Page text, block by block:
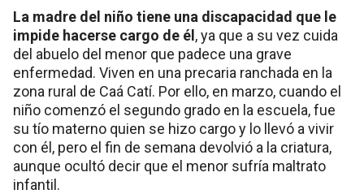
La madre del niño tiene una discapacidad que le
impide hacerse cargo de él, ya que a su vez cuida
del abuelo del menor que padece una grave
enfermedad. Viven en una precaria ranchada en la
zona rural de Caá Catí. Por ello, en marzo, cuando el
niño comenzó el segundo grado en la escuela, fue
su tío materno quien se hizo cargo y lo llevó a vivir
con él, pero el fin de semana devolvió a la criatura,
aunque ocultó decir que el menor sufría maltrato
infantil.